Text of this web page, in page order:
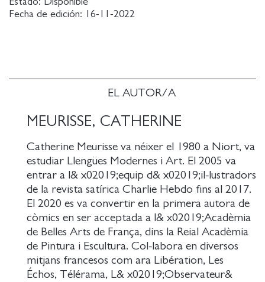
EL AUTOR/A
MEURISSE, CATHERINE
Catherine Meurisse va néixer el 1980 a Niort, va
estudiar Llengües Modernes i Art. El 2005 va
entrar a l& x02019;equip d& x02019;il-lustradors
de la revista satírica Charlie Hebdo fins al 2017.
El 2020 es va convertir en la primera autora de
còmics en ser acceptada a l& x02019;Acadèmia
de Belles Arts de França, dins la Reial Acadèmia
de Pintura i Escultura. Col-labora en diversos
mitjans francesos com ara Libération, Les
Échos, Télérama, L& x02019;Observateur&
lector, a través d'un univers paisatgístic japonès de
bellesa colpidora.
símbols de la cultura nipona rural.
Fecha de edición:
16-11-2022